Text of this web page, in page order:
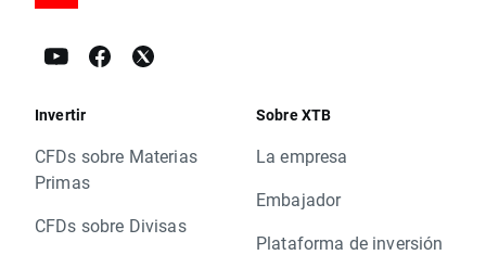
Invertir
CFDs sobre Materias
Primas
CFDs sobre Divisas
Sobre XTB
La empresa
Embajador
Plataforma de inversión